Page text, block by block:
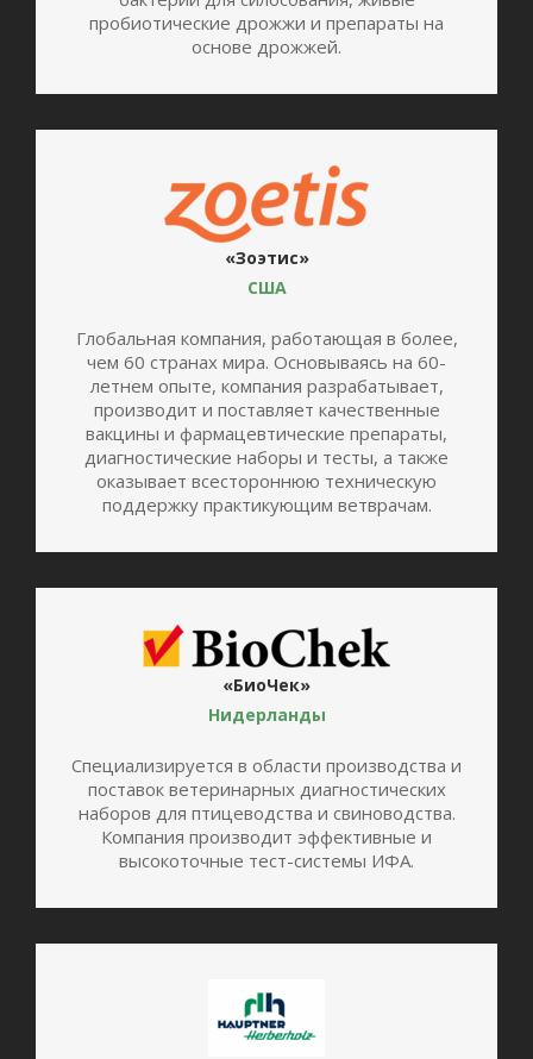
пробиотические дрожжи и препараты на
основе дрожжей.
«Зоэтис»
США
Глобальная компания, работающая в более,
чем 60 странах мира. Основываясь на 60-
летнем опыте, компания разрабатывает,
производит и поставляет качественные
вакцины и фармацевтические препараты,
диагностические наборы и тесты, а также
оказывает всестороннюю техническую
поддержку практикующим ветврачам.
«БиоЧек»
Нидерланды
Специализируется в области производства и
поставок ветеринарных диагностических
наборов для птицеводства и свиноводства.
Компания производит эффективные и
высокоточные тест-системы ИФА.